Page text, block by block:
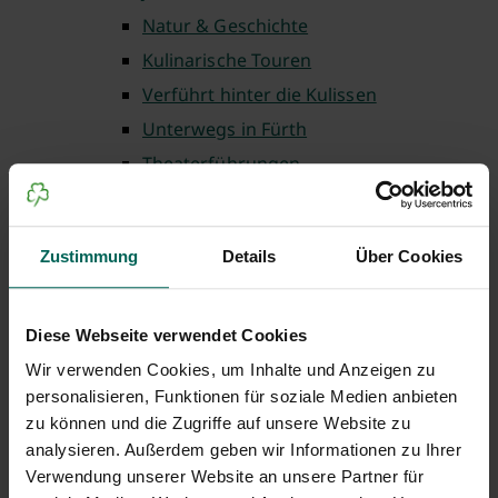
Zustimmung Details Über Cookies
Diese Webseite verwendet Cookies
Wir verwenden Cookies, um Inhalte und Anzeigen zu
personalisieren, Funktionen für soziale Medien anbieten
zu können und die Zugriffe auf unsere Website zu
analysieren. Außerdem geben wir Informationen zu Ihrer
Verwendung unserer Website an unsere Partner für
Natur & Geschichte
Kulinarische Touren
Verführt hinter die Kulissen
Unterwegs in Fürth
Theaterführungen
Fürth für Familien
Auf ins Museum
Weltgästeführertag
Lauschtour Fürth
Wo ist Gustav
Weitere buchbare Führungen
Gruppenbuchung